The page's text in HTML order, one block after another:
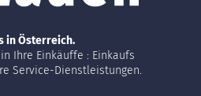
in Österreich.
Ihre Einkäuffe : Einkaufs
Service-Dienstleistungen.